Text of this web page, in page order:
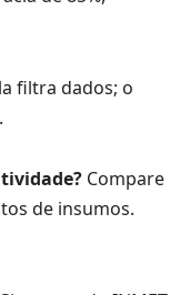
filtra dados; o
Compare
de insumos.